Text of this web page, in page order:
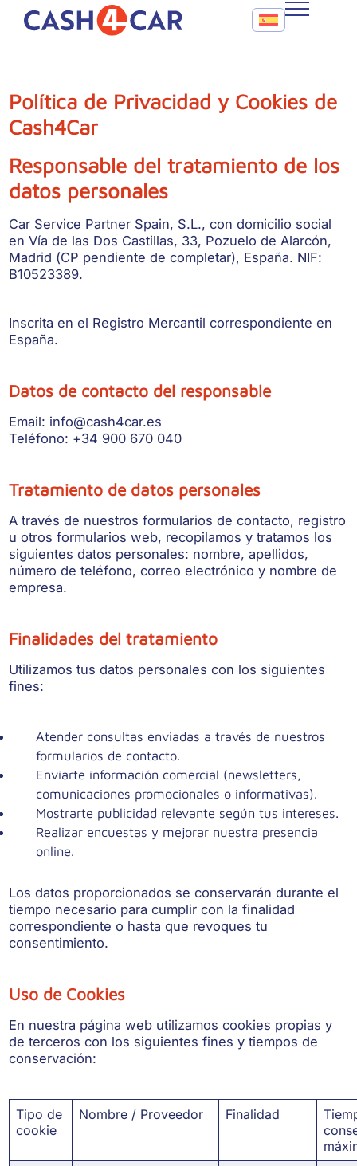
Política de Privacidad y Cookies de Cash4Car
BLOG
CONTACTO
Call To Action
Política de Privacidad y Cookies de
Cash4Car
Responsable del tratamiento de los
datos personales
Car Service Partner Spain, S.L., con domicilio social
en Vía de las Dos Castillas, 33, Pozuelo de Alarcón,
Madrid (CP pendiente de completar), España. NIF:
B10523389.
Inscrita en el Registro Mercantil correspondiente en
España.
Datos de contacto del responsable
Email: info@cash4car.es
Teléfono: +34 900 670 040
Tratamiento de datos personales
A través de nuestros formularios de contacto, registro
u otros formularios web, recopilamos y tratamos los
siguientes datos personales: nombre, apellidos,
número de teléfono, correo electrónico y nombre de
empresa.
Finalidades del tratamiento
Utilizamos tus datos personales con los siguientes
fines:
Atender consultas enviadas a través de nuestros
formularios de contacto.
Enviarte información comercial (newsletters,
comunicaciones promocionales o informativas).
Mostrarte publicidad relevante según tus intereses.
Realizar encuestas y mejorar nuestra presencia
online.
Los datos proporcionados se conservarán durante el
tiempo necesario para cumplir con la finalidad
correspondiente o hasta que revoques tu
consentimiento.
Uso de Cookies
En nuestra página web utilizamos cookies propias y
de terceros con los siguientes fines y tiempos de
conservación:
Tipo de
cookie
Nombre / Proveedor Finalidad